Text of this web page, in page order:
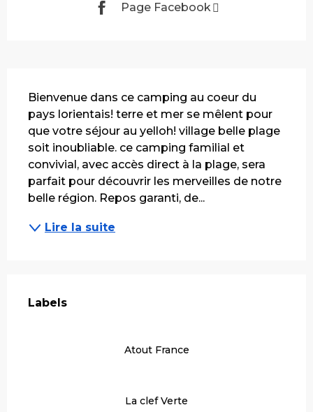
Page Facebook
Bienvenue dans ce camping au coeur du
pays lorientais! terre et mer se mêlent pour
que votre séjour au yelloh! village belle plage
soit inoubliable. ce camping familial et
convivial, avec accès direct à la plage, sera
parfait pour découvrir les merveilles de notre
belle région. Repos garanti, de...
Lire la suite
Labels
Labels
Atout France
La clef Verte